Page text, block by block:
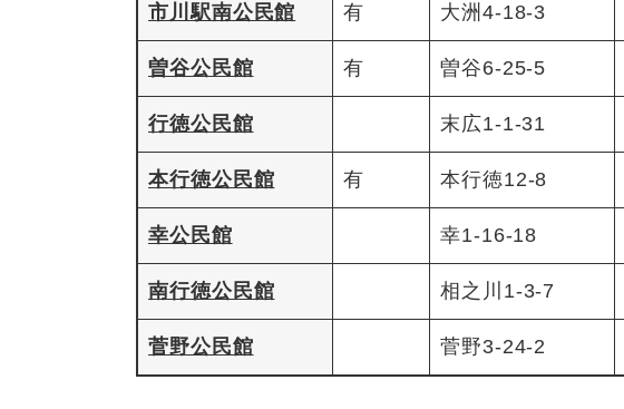
市川駅南公民館 有 大洲4-18-3
曽谷公民館 有 曽谷6-25-5
行徳公民館 末広1-1-31
本行徳公民館 有 本行徳12-8
幸公民館 幸1-16-18
南行徳公民館 相之川1-3-7
菅野公民館 菅野3-24-2